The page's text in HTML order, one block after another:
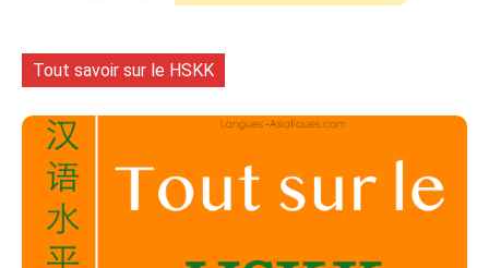
Tout savoir sur le HSKK